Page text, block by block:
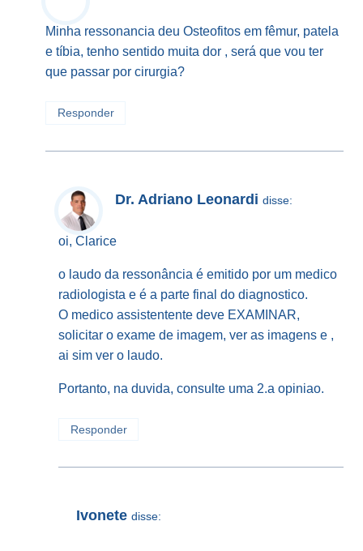
Minha ressonancia deu Osteofitos em fêmur, patela
e tíbia, tenho sentido muita dor , será que vou ter
que passar por cirurgia?
Responder
Dr. Adriano Leonardi disse:
oi, Clarice
o laudo da ressonância é emitido por um medico
radiologista e é a parte final do diagnostico.
O medico assistentente deve EXAMINAR,
solicitar o exame de imagem, ver as imagens e ,
ai sim ver o laudo.
Portanto, na duvida, consulte uma 2.a opiniao.
Responder
Ivonete disse: